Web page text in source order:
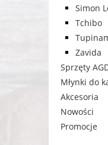
Simon
Tchibo
Zavida
Sprzęty
Młynki do
Akcesoria
Nowości
Promocje